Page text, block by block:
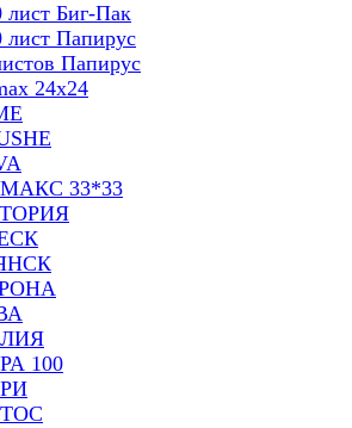
лист Биг-Пак
лист Папирус
Папирус
24х24
33*33
100